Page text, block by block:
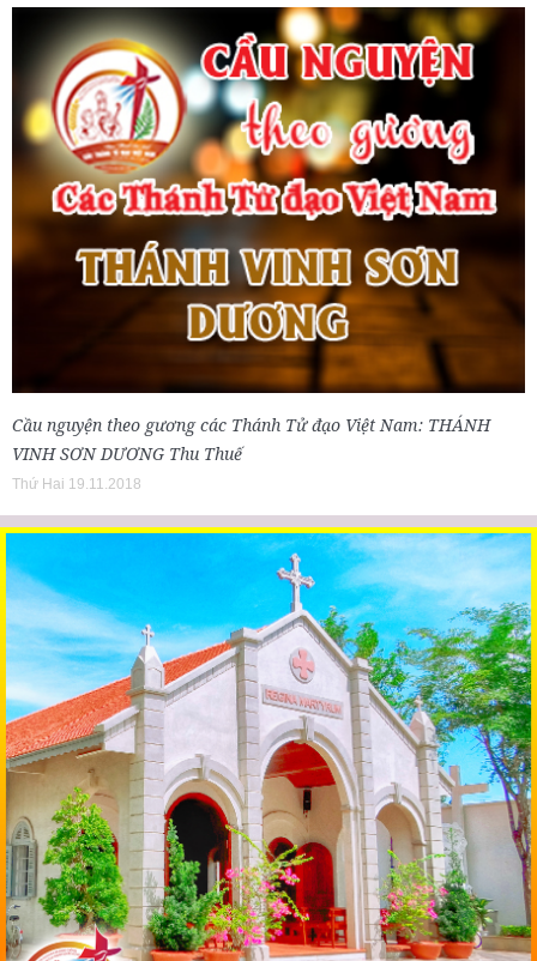
Cầu nguyện theo gương các Thánh Tử đạo Việt Nam: THÁNH
VINH SƠN DƯƠNG Thu Thuế
Thứ Hai 19.11.2018